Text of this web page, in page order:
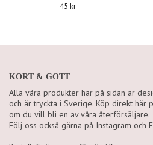
45 kr
KORT & GOTT
Alla våra produkter här på sidan är
och är tryckta i Sverige. Köp direkt här
om du vill bli en av våra återförsäljare.
Följ oss också gärna på Instagram och